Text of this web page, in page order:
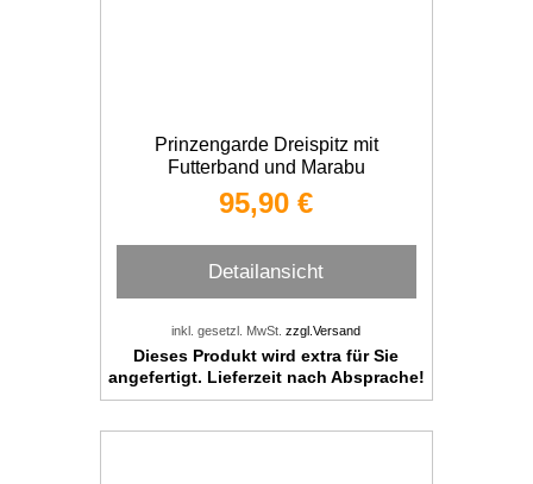
Prinzengarde Dreispitz mit
Futterband und Marabu
95,90 €
Detailansicht
inkl. gesetzl. MwSt.zzgl.Versand
Dieses Produkt wird extra für Sie
angefertigt. Lieferzeit nach Absprache!